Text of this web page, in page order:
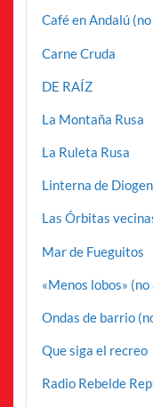
Café en Andalú
Carne Cruda
DE RAÍZ
La Montaña Rusa
La Ruleta Rusa
Linterna de
Las Órbitas
Mar de Fueguitos
«Menos lobos»
Ondas de barrio
Que siga el recreo
Radio Rebelde